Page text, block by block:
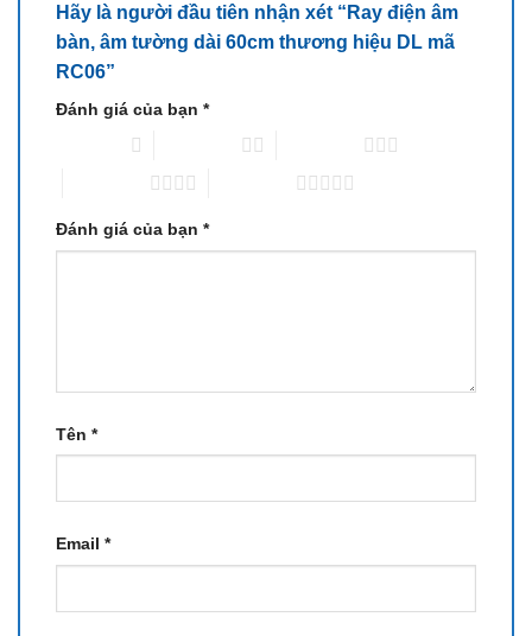
Hãy là người đầu tiên nhận xét “Ray điện âm
bàn, âm tường dài 60cm thương hiệu DL mã
RC06”
Đánh giá của bạn *
Đánh giá của bạn *
Tên *
Email *